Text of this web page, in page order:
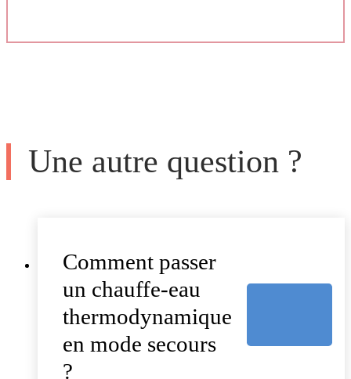
Une autre question ?
Comment passer
un chauffe-eau
thermodynamique
en mode secours
?